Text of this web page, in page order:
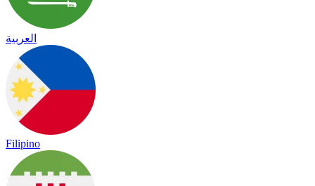
العربية
Filipino